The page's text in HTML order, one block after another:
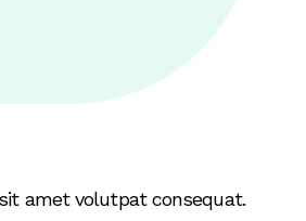
amet volutpat consequat.